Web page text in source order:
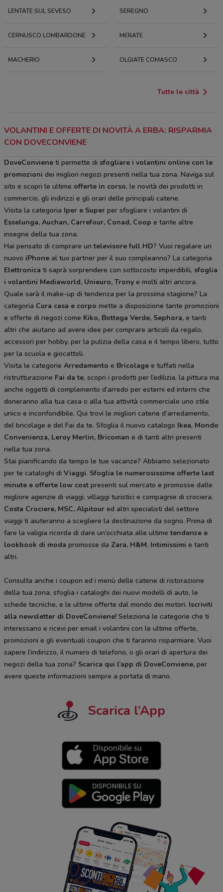
LENTATE SUL SEVESO SEREGNO
CERNUSCO LOMBARDONE MERATE
MACHERIO OLGIATE COMASCO
Tutte le città
VOLANTINI E OFFERTE DI NOVITÀ A ERBA: RISPARMIA
CON DOVECONVIENE
DoveConviene ti permette di sfogliare i volantini online con le
promozioni dei migliori negozi presenti nella tua zona. Naviga sul
sito e scopri le ultime offerte in corso, le novità dei prodotti in
commercio, gli indirizzi e gli orari delle principali catene.
Visita la categoria Iper e Super per sfogliare i volantini di
Esselunga, Auchan, Carrefour, Conad, Coop e tante altre
insegne della tua zona.
Hai pensato di comprare untelevisore full HD? Vuoi regalare un
nuovo iPhone al tuo partner per il suo compleanno? La categoria
Elettronica ti saprà sorprendere con sottocosto imperdibili, sfoglia
i volantini Mediaworld, Unieuro, Trony e molti altri ancora.
Quale sarà il make-up di tendenza per la prossima stagione? La
categoria Cura casa e corpo mette a disposizione tante promozioni
e offerte di negozi come Kiko, Bottega Verde, Sephora, e tanti
altri che aiutano ad avere idee per comprare articoli da regalo,
accessori per hobby, per la pulizia della casa e il tempo libero, tutto
per la scuola e giocattoli.
Visita le categorie Arredamento e Bricolage e tuffati nella
ristrutturazione Fai da te, scopri i prodotti per l’edilizia, la pittura ma
anche oggetti di complemento d’arredo per esterni ed interni che
doneranno alla tua casa o alla tua attività commerciale uno stile
unico e inconfondibile. Qui trovi le migliori catene d’arredamento,
del bricolage e del Fai da te. Sfoglia il nuovo catalogo Ikea, Mondo
Convenienza, Leroy Merlin, Bricoman e di tanti altri presenti
nella tua zona.
Stai pianificando da tempo le tue vacanze? Abbiamo selezionato
per te cataloghi di Viaggi. Sfoglia le numerosissime offerte last
minute e offerte low cost presenti sul mercato e promosse dalle
migliore agenzie di viaggi, villaggi turistici e compagnie di crociera.
Costa Crociere, MSC, Alpitour ed altri specialisti del settore
viaggi ti aiuteranno a scegliere la destinazione da sogno. Prima di
fare la valigia ricorda di dare un’occhiata alle ultimetendenze e
lookbook di moda promosse da Zara, H&M, Intimissimi e tanti
altri.
Consulta anche i coupon ed i menù delle catene di ristorazione
della tua zona, sfoglia i cataloghi dei nuovi modelli di auto, le
schede tecniche, e le ultime offerte dal mondo dei motori. Iscriviti
alla newsletter di DoveConviene! Seleziona le categorie che ti
interessano e ricevi per email i volantini con le ultime offerte,
promozioni e gli eventuali coupon che ti faranno risparmiare. Vuoi
sapere l’indirizzo, il numero di telefono, o gli orari di apertura dei
negozi della tua zona? Scarica qui l’app di DoveConviene, per
avere queste informazioni sempre a portata di mano.
Scarica l’App